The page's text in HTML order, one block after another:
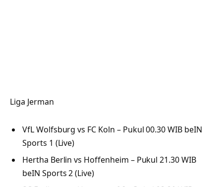
Liga Jerman
VfL Wolfsburg vs FC Koln – Pukul 00.30 WIB beIN
Sports 1 (Live)
Hertha Berlin vs Hoffenheim – Pukul 21.30 WIB
beIN Sports 2 (Live)